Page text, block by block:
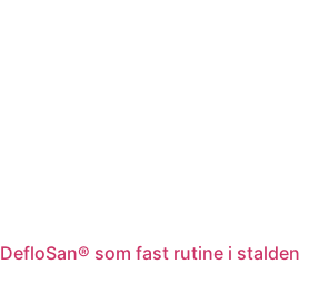
DefloSan® som fast rutine i stalden